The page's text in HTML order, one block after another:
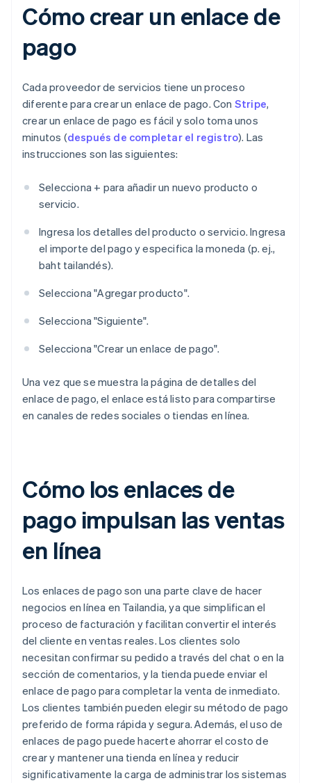
Cómo crear un enlace de
pago
Cada proveedor de servicios tiene un proceso
diferente para crear un enlace de pago. Con Stripe,
crear un enlace de pago es fácil y solo toma unos
minutos (después de completar el registro). Las
instrucciones son las siguientes:
Selecciona + para añadir un nuevo producto o
servicio.
Ingresa los detalles del producto o servicio. Ingresa
el importe del pago y especifica la moneda (p. ej.,
baht tailandés).
Selecciona "Agregar producto".
Selecciona "Siguiente".
Selecciona "Crear un enlace de pago".
Una vez que se muestra la página de detalles del
enlace de pago, el enlace está listo para compartirse
en canales de redes sociales o tiendas en línea.
Cómo los enlaces de
pago impulsan las ventas
en línea
Los enlaces de pago son una parte clave de hacer
negocios en línea en Tailandia, ya que simplifican el
proceso de facturación y facilitan convertir el interés
del cliente en ventas reales. Los clientes solo
necesitan confirmar su pedido a través del chat o en la
sección de comentarios, y la tienda puede enviar el
enlace de pago para completar la venta de inmediato.
Los clientes también pueden elegir su método de pago
preferido de forma rápida y segura. Además, el uso de
enlaces de pago puede hacerte ahorrar el costo de
crear y mantener una tienda en línea y reducir
significativamente la carga de administrar los sistemas